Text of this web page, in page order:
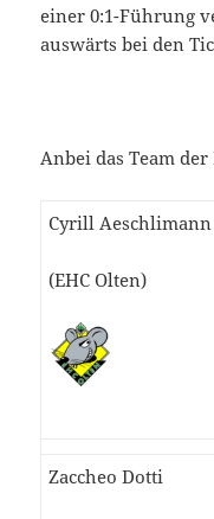
einer 0:1-Führung
auswärts bei den
Anbei das Team der
Cyrill Aeschlimann
(EHC Olten)
Zaccheo Dotti